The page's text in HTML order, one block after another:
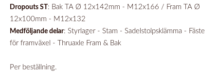
Dropouts ST: Bak TA Ø 12x142mm - M12x166 / Fram TA Ø
12x100mm - M12x132
Medföljande delar: Styrlager - Stam - Sadelstolpsklämma - Fäste
för framväxel - Thruaxle Fram & Bak
Per beställning.